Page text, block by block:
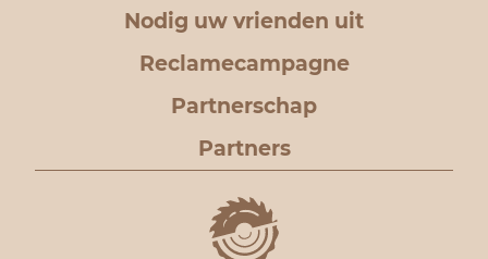
Nodig uw vrienden uit
Reclamecampagne
Partnerschap
Partners